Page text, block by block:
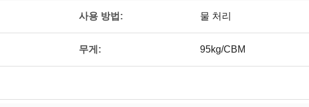
사용 방법: 물 처리
무게: 95kg/CBM